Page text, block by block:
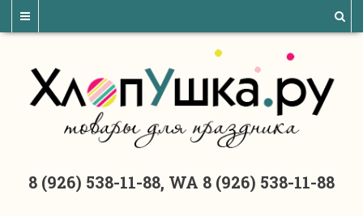
8 (926) 538-11-88, WA 8 (926) 538-11-88